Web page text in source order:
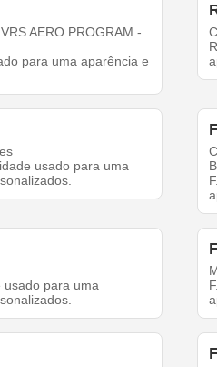
AERO PROGRAM -
para uma aparência e
usado para uma
usado para uma